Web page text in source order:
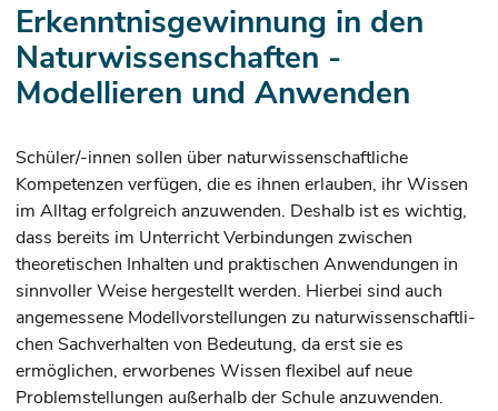
Erkenntnisgewinnung in den
Naturwissenschaften -
Modellieren und Anwenden
Schüler/-innen sollen über naturwissenschaftliche
Kompetenzen verfügen, die es ihnen erlauben, ihr Wissen
im Alltag erfolgreich anzuwenden. Deshalb ist es wichtig,
dass bereits im Unterricht Verbin­dungen zwischen
theoretischen Inhalten und praktischen Anwendungen in
sinnvoller Weise herge­stellt werden. Hierbei sind auch
angemessene Modellvorstellungen zu naturwissenschaft­li­
chen Sach­verhalten von Bedeutung, da erst sie es
ermöglichen, erworbenes Wissen flexibel auf neue
Problemstellungen außerhalb der Schule anzuwenden.